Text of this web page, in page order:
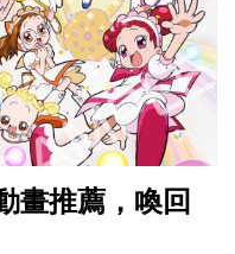
畫推薦，喚回